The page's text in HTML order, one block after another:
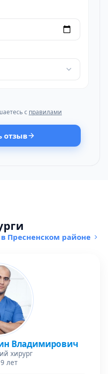
с правилами
отзыв
Пресненском районе
Владимирович
хирург
лет